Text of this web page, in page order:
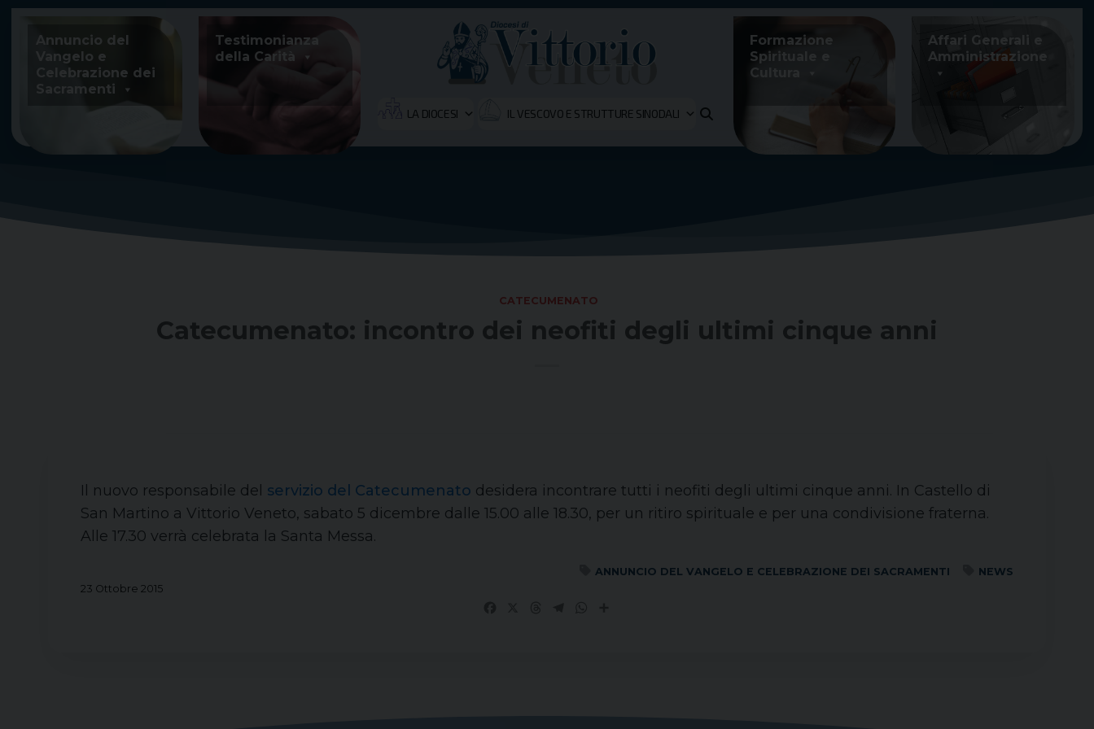
Skip
content
Annuncio del
Vangelo e
Celebrazione dei
Sacramenti
Testimonianza
della Carità
LA DIOCESI IL VESCOVO E STRUTTURE SINODALI
Formazione
Spirituale e
Cultura
Affari Generali e
Amministrazione
CATECUMENATO
Catecumenato: incontro dei neofiti degli ultimi cinque anni
Il nuovo responsabile del servizio del Catecumenato desidera incontrare tutti i neofiti degli ultimi cinque anni. In Castello di
San Martino a Vittorio Veneto, sabato 5 dicembre dalle 15.00 alle 18.30, per un ritiro spirituale e per una condivisione fraterna.
Alle 17.30 verrà celebrata la Santa Messa.
ANNUNCIO DEL VANGELO E CELEBRAZIONE DEI SACRAMENTI
NEWS
23 Ottobre 2015